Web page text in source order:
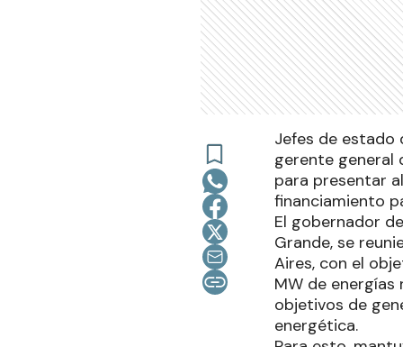
Jefes de estado
gerente general
para presentar
financiamiento
El gobernador
Grande, se
Aires, con el
MW de
objetivos de
energética.